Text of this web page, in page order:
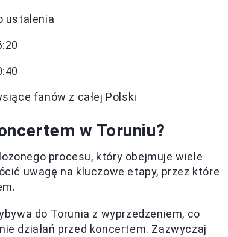
ustalenia
fanów z całej Polski
w Toruniu?
procesu, który obejmuje wiele
uwagę na kluczowe etapy, przez które
do Torunia z wyprzedzeniem, co
działań przed koncertem. Zazwyczaj